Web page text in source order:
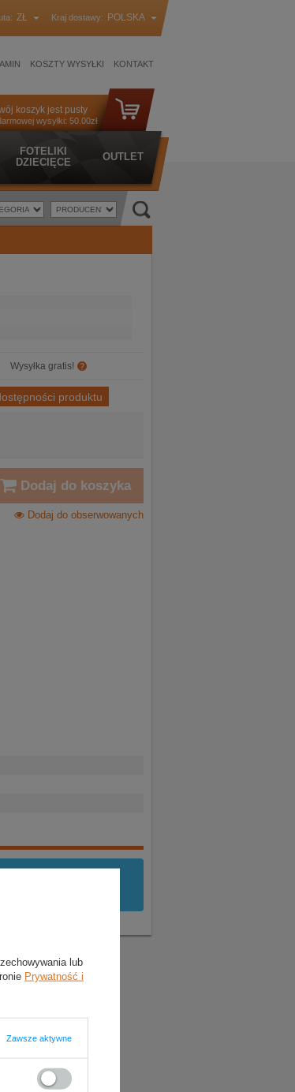
ZŁ Kraj dostawy: POLSKA
KOSZTY WYSYŁKI KONTAKT
koszyk jest pusty
wysyłki: 50.00zł
FOTELIKI
DZIECIĘCE
OUTLET
Wysyłka gratis!
produktu
Dodaj do koszyka
Dodaj do obserwowanych
lub
Prywatność i
Zawsze aktywne